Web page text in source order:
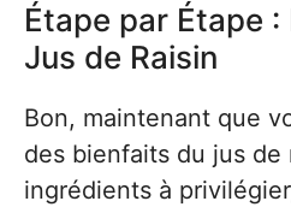
Étape par Étape
Jus de Raisin
Bon, maintenant que
des bienfaits du jus de
ingrédients à